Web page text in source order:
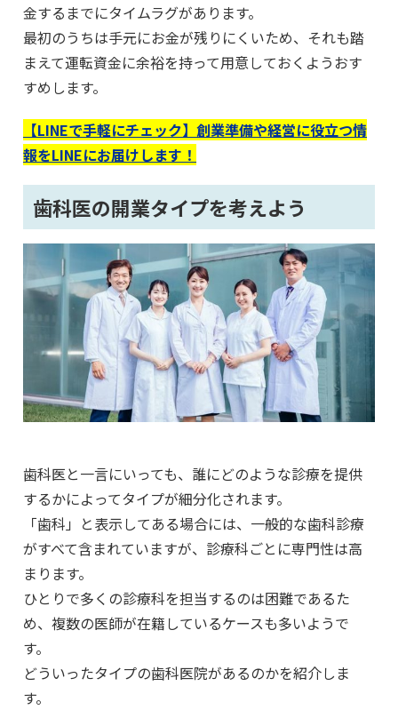
金するまでにタイムラグがあります。
最初のうちは手元にお金が残りにくいため、それも踏
まえて運転資金に余裕を持って用意しておくようおす
すめします。
【LINEで手軽にチェック】創業準備や経営に役立つ情
報をLINEにお届けします！
歯科医の開業タイプを考えよう
歯科医と一言にいっても、誰にどのような診療を提供
するかによってタイプが細分化されます。
「歯科」と表示してある場合には、一般的な歯科診療
がすべて含まれていますが、診療科ごとに専門性は高
まります。
ひとりで多くの診療科を担当するのは困難であるた
め、複数の医師が在籍しているケースも多いようで
す。
どういったタイプの歯科医院があるのかを紹介しま
す。